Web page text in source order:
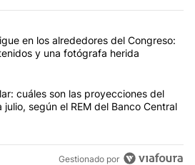
con más comentarios en los
el título "La violencia sigue en los
en los alrededores del Congreso:
y una fotógrafa herida
el título "Inflación y dólar: cuáles
cuáles son las proyecciones del
julio, según el REM del Banco Central
Gestionado por